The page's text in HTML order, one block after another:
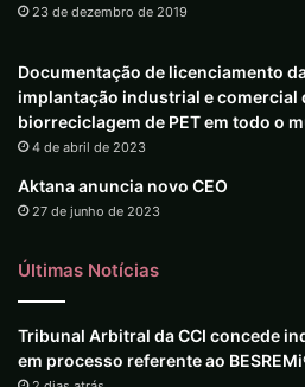
23 de dezembro de 2019
Documentação de licenciamento
implantação industrial e comercial
biorreciclagem de PET em todo o
4 de abril de 2023
Aktana anuncia novo CEO
27 de junho de 2023
Últimas Notícias
Tribunal Arbitral da CCI concede
em processo referente ao